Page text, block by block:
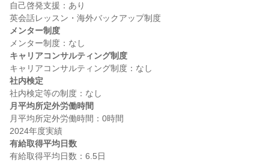
自己啓発支援：あり
メンター制度
キャリアコンサルティング制度
社内検定
月平均所定外労働時間
月平均所定外労働時間：0時間
有給取得平均日数
有給取得平均日数：6.5日